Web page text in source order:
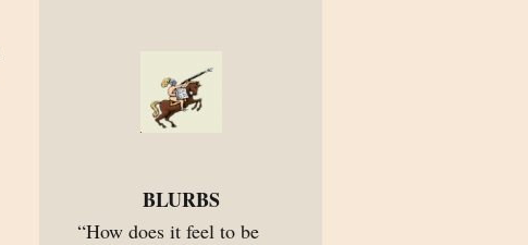
BLURBS
“How does it feel to be